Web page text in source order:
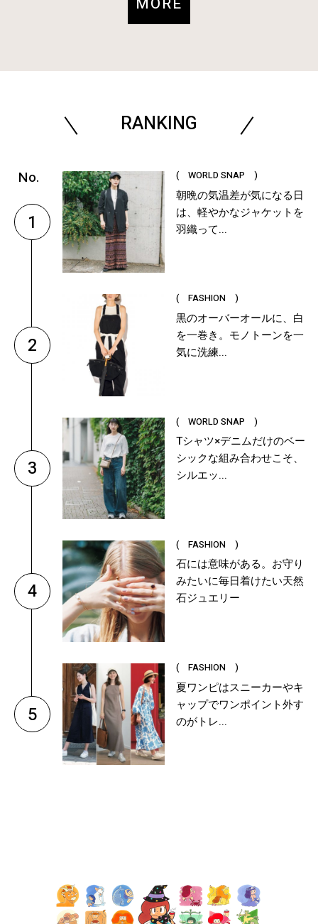
RANKING
1
( WORLD SNAP )
朝晩の気温差が気になる日
は、軽やかなジャケットを
羽織って...
2
( FASHION )
黒のオーバーオールに、白
を一巻き。モノトーンを一
気に洗練...
3
( WORLD SNAP )
Tシャツ×デニムだけのベー
シックな組み合わせこそ、
シルエッ...
4
( FASHION )
石には意味がある。お守り
みたいに毎日着けたい天然
石ジュエリー
5
( FASHION )
夏ワンピはスニーカーやキ
ャップでワンポイント外す
のがトレ...